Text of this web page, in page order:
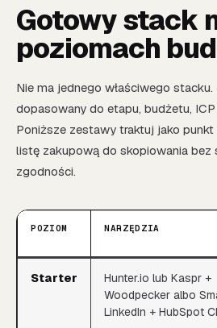
Gotowy stack
poziomach
Nie ma jednego właściwego
dopasowany do etapu, budżetu,
Poniższe zestawy traktuj jako
listę zakupową do skopiowania bez
zgodności.
POZIOM NARZĘDZIA
Starter
Hunter.io lub Kaspr +
Woodpecker albo
LinkedIn + HubSpot